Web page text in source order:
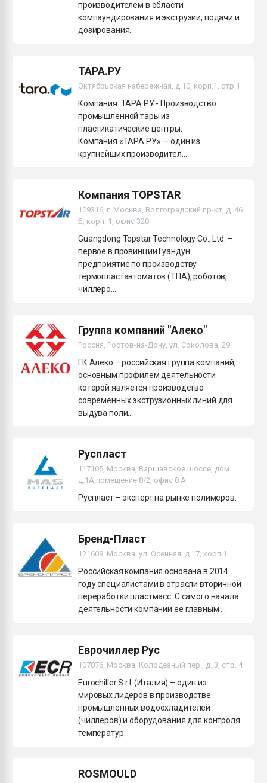
производителем в области
компаундирования и экструзии, подачи и
дозирования.
ТАРА.РУ
Октябрьская набережная, д.10, корп.1, стр.1
Компания ТАРА.РУ - Производство
промышленной тары из
пластикатические центры.
Компания «ТАРА.РУ» — один из
крупнейших производител...
Компания TOPSTAR
109316, г. Москва, Волгоградский пр-кт, д. 46
Б, корп. 1, офис 320
Guangdong Topstar Technology Co., Ltd. –
первое в провинции Гуандун
предприятие по производству
термопластавтоматов (ТПА), роботов,
чиллеро...
Группа компаний "Алеко"
Россия, Ростов-на-Дону, ул. Соколова, 29
ГК Алеко – российская группа компаний,
основным профилем деятельности
которой является производство
современных экструзионных линий для
выдува поли...
Руспласт
117105, Москва, Варшавское шоссе, дом
д.1А,помещение 8/2, офис 8 А
Руспласт – эксперт на рынке полимеров.
Бренд-Пласт
121609, Москва, ул. Осенняя, д.17, корп.1
Российская компания основана в 2014
году специалистами в отрасли вторичной
переработки пластмасс. С самого начала
деятельности компании ее главным ...
Еврочиллер Рус
107076, Москва, Колодезный пер., д. 3, стр. 4
Eurochiller S.r.l. (Италия) – один из
мировых лидеров в производстве
промышленных водоохладителей
(чиллеров) и оборудования для контроля
температур...
ROSMOULD